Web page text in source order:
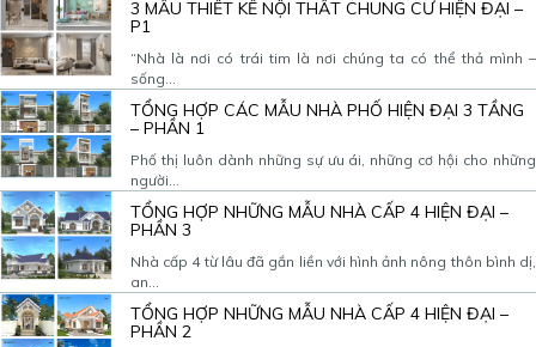
3 MẪU THIẾT KẾ NỘI THẤT CHUNG CƯ HIỆN ĐẠI –
P1
“Nhà là nơi có trái tim là nơi chúng ta có thể thả mình –
sống...
TỔNG HỢP CÁC MẪU NHÀ PHỐ HIỆN ĐẠI 3 TẦNG
– PHẦN 1
Phố thị luôn dành những sự ưu ái, những cơ hội cho những
người...
TỔNG HỢP NHỮNG MẪU NHÀ CẤP 4 HIỆN ĐẠI –
PHẦN 3
Nhà cấp 4 từ lâu đã gắn liền với hình ảnh nông thôn bình dị,
an...
TỔNG HỢP NHỮNG MẪU NHÀ CẤP 4 HIỆN ĐẠI –
PHẦN 2